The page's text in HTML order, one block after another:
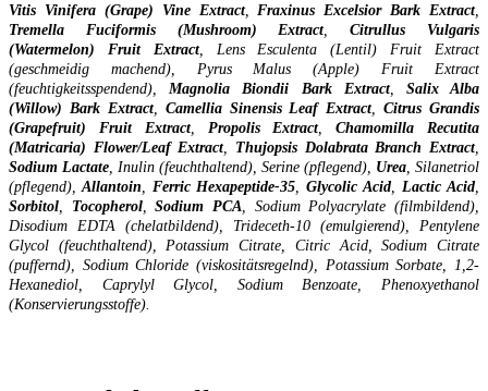
Vitis Vinifera (Grape) Vine Extract, Fraxinus Excelsior Bark Extract,
Tremella Fuciformis (Mushroom) Extract,Citrullus Vulgaris
(Watermelon) Fruit Extract, Lens Esculenta (Lentil) Fruit Extract
(geschmeidig machend), Pyrus Malus (Apple) Fruit Extract
(feuchtigkeitsspendend), Magnolia Biondii Bark Extract, Salix Alba
(Willow) Bark Extract, Camellia Sinensis Leaf Extract,Citrus Grandis
(Grapefruit) Fruit Extract, Propolis Extract,Chamomilla Recutita
(Matricaria) Flower/Leaf Extract, Thujopsis Dolabrata Branch Extract,
Sodium Lactate , Inulin (feuchthaltend), Serine (pflegend), Urea , Silanetriol
(pflegend),Allantoin Ferric Hexapeptide-35 Glycolic Acid Lactic Acid
Sorbitol
Tocopherol,Sodium PCA , Sodium Polyacrylate (filmbildend),
Disodium EDTA (chelatbildend), Trideceth-10 (emulgierend), Pentylene
Glycol (feuchthaltend), Potassium Citrate, Citric Acid, Sodium Citrate
(puffernd), Sodium Chloride (viskositätsregelnd), Potassium Sorbate, 1,2-
Hexanediol, Caprylyl Glycol, Sodium Benzoate, Phenoxyethanol
(Konservierungsstoffe).